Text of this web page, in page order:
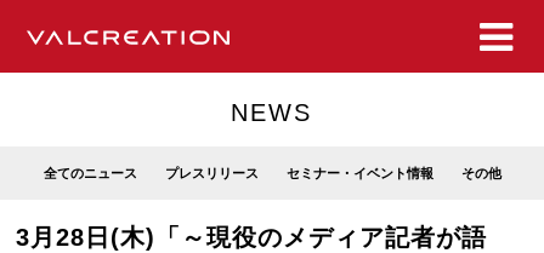
NEWS
全てのニュース プレスリリース セミナー・イベント情報 その他
3月28日(木)「～現役のメディア記者が語